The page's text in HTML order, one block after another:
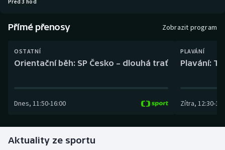
Curling
Dostihy
Gymnastika
Před 3 hod
Přímé přenosy Zobrazit program
OSTATNÍ
Orientační běh: SP Česko – dlouhá trať
Dnes, 11:50-16:00
PLAVÁNÍ
Plavání:
Zítra, 12:30-
Aktuality ze sportu